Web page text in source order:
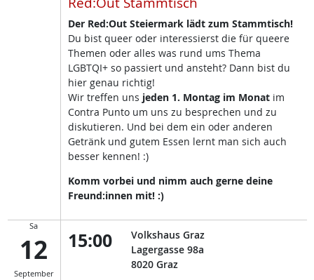
Der Red:Out Steiermark lädt zum Stammtisch!
Du bist queer oder interessierst die für queere
Themen oder alles was rund ums Thema
LGBTQI+ so passiert und ansteht? Dann bist du
hier genau richtig!
Wir treffen uns jeden 1. Montag im Monat im
Contra Punto um uns zu besprechen und zu
diskutieren. Und bei dem ein oder anderen
Getränk und gutem Essen lernt man sich auch
besser kennen! :)
Komm vorbei und nimm auch gerne deine
Freund:innen mit! :)
Sa
12
September
15:00
Volkshaus Graz
Lagergasse 98a
8020 Graz